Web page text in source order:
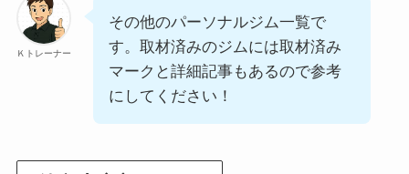
Ｋトレーナー
その他のパーソナルジム一覧で
す。取材済みのジムには取材済み
マークと詳細記事もあるので参考
にしてください！